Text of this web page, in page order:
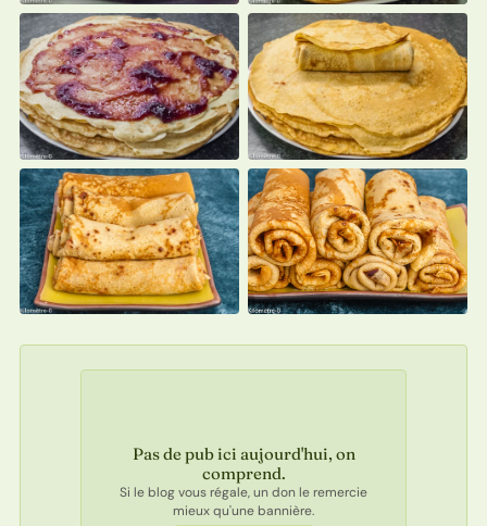
Pas de pub ici aujourd'hui, on
comprend.
Si le blog vous régale, un don le remercie
mieux qu'une bannière.